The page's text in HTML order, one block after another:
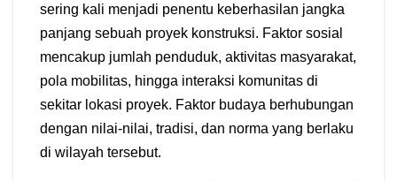
sering kali menjadi penentu keberhasilan jangka
panjang sebuah proyek konstruksi. Faktor sosial
mencakup jumlah penduduk, aktivitas masyarakat,
pola mobilitas, hingga interaksi komunitas di
sekitar lokasi proyek. Faktor budaya berhubungan
dengan nilai-nilai, tradisi, dan norma yang berlaku
di wilayah tersebut.